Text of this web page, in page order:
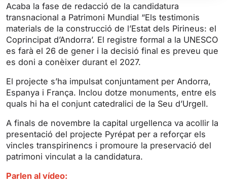
a
y
t
e
t
t
i
n
s
P
e
r
f
l
r
e
Acaba la fase de redacció de la candidatura
transnacional a Patrimoni Mundial “Els testimonis
materials de la construcció de l’Estat dels Pirineus: el
Coprincipat d’Andorra’. El registre formal a la UNESCO
es farà el 26 de gener i la decisió final es preveu que
es doni a conèixer durant el 2027.
El projecte s’ha impulsat conjuntament per Andorra,
Espanya i França. Inclou dotze monuments, entre els
quals hi ha el conjunt catedralici de la Seu d’Urgell.
A finals de novembre la capital urgellenca va acollir la
presentació del projecte Pyrépat per a reforçar els
vincles transpirinencs i promoure la preservació del
patrimoni vinculat a la candidatura.
Parlen al vídeo: